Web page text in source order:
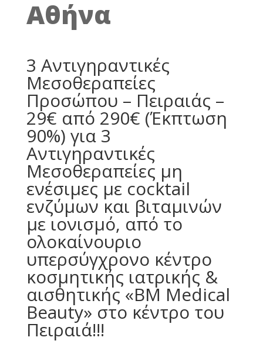
Αθήνα
3 Αντιγηραντικές
Μεσοθεραπείες
Προσώπου – Πειραιάς –
29€ από 290€ (Έκπτωση
90%) για 3
Αντιγηραντικές
Μεσοθεραπείες μη
ενέσιμες με cocktail
ενζύμων και βιταμινών
με ιονισμό, από το
ολοκαίνουριο
υπερσύγχρονο κέντρο
κοσμητικής ιατρικής &
αισθητικής «BM Medical
Beauty» στο κέντρο του
Πειραιά!!!